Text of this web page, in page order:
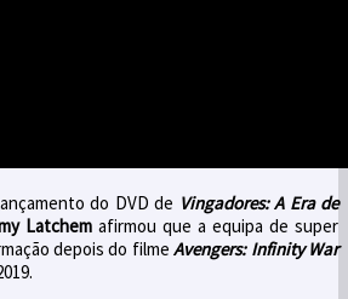
do DVD de Vingadores: A Era de
Latchem afirmou que a equipa de super
depois do filme Avengers: Infinity War